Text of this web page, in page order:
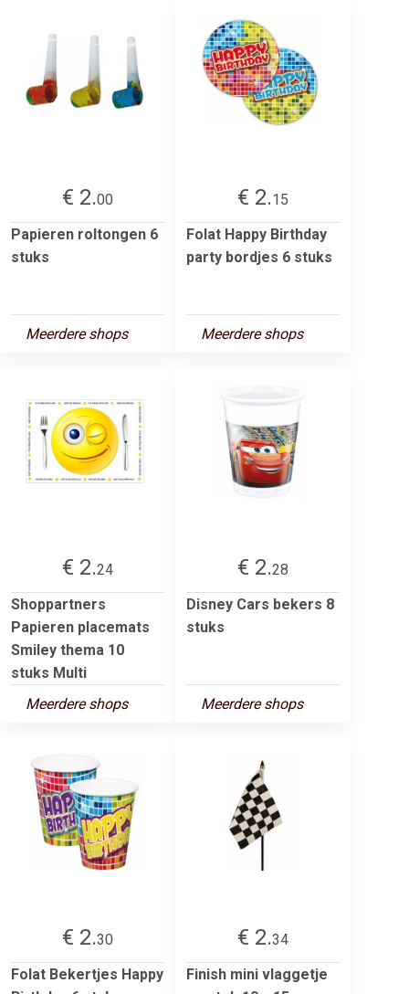
€ 2.00
Papieren roltongen 6
stuks
Meerdere shops
€ 2.15
Folat Happy Birthday
party bordjes 6 stuks
Meerdere shops
€ 2.24
Shoppartners
Papieren placemats
Smiley thema 10
stuks Multi
Meerdere shops
€ 2.28
Disney Cars bekers 8
stuks
Meerdere shops
€ 2.30
Folat Bekertjes Happy
€ 2.34
Finish mini vlaggetje